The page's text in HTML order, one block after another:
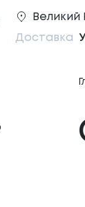
Великий
Доставка